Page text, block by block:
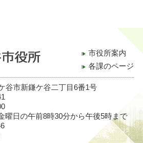
市役所案内
各課のページ
谷市新鎌ケ谷二丁目6番1号
曜日の午前8時30分から午後5時まで